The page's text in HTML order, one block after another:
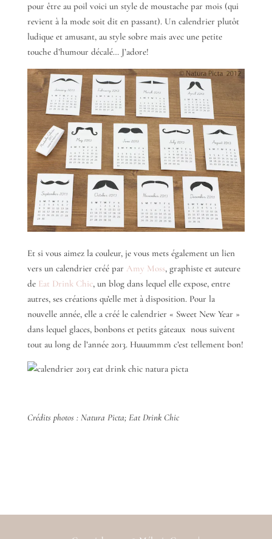
pour être au poil voici un style de moustache par mois (qui
revient à la mode soit dit en passant). Un calendrier plutôt
ludique et amusant, au style sobre mais avec une petite
touche d’humour décalé… J’adore!
Et si vous aimez la couleur, je vous mets également un lien
vers un calendrier créé par Amy Moss, graphiste et auteure
de Eat Drink Chic, un blog dans lequel elle expose, entre
autres, ses créations qu’elle met à disposition. Pour la
nouvelle année, elle a créé le calendrier « Sweet New Year »
dans lequel glaces, bonbons et petits gâteaux nous suivent
tout au long de l’année 2013. Huuummm c’est tellement bon!
Crédits photos : Natura Picta; Eat Drink Chic